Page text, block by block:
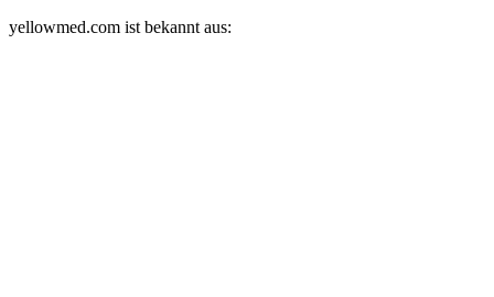
yellowmed.com ist bekannt aus: